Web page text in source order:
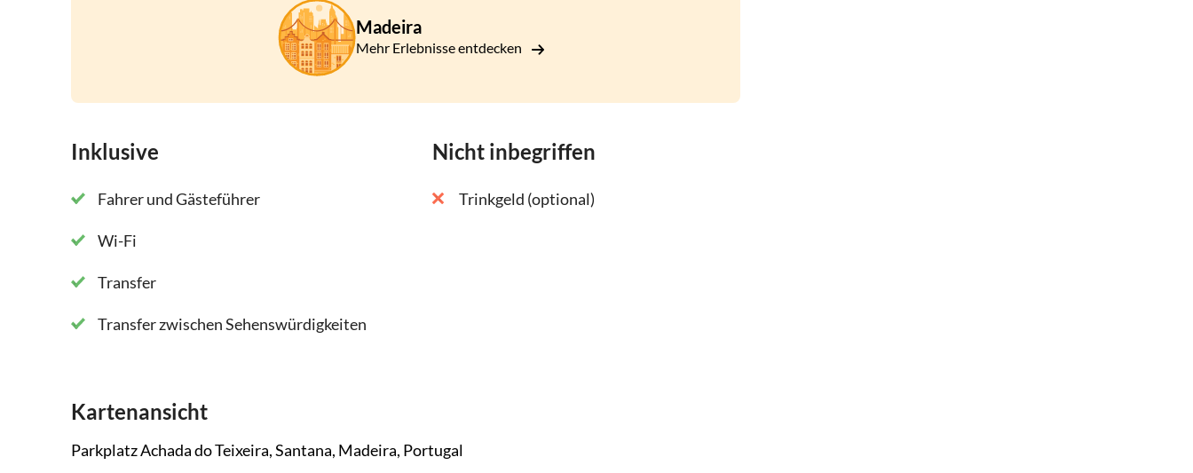
Madeira
Mehr Erlebnisse entdecken
Inklusive
Fahrer und Gästeführer
Wi-Fi
Transfer
Transfer zwischen Sehenswürdigkeiten
Nicht inbegriffen
Trinkgeld (optional)
Kartenansicht
Parkplatz Achada do Teixeira, Santana, Madeira, Portugal